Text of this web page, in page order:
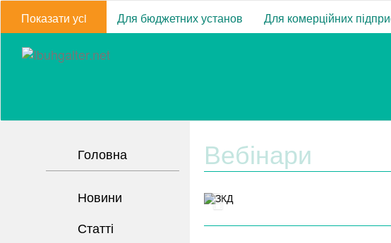
Показати усi Для бюджетних установ Для комерційних
Головна
Новини
Статті
Вебінари